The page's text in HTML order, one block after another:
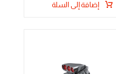
إضافة إلى السلة